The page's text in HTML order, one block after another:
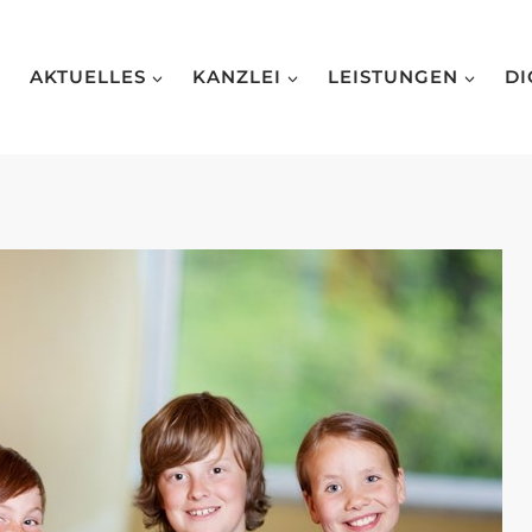
AKTUELLES KANZLEI LEISTUNGEN